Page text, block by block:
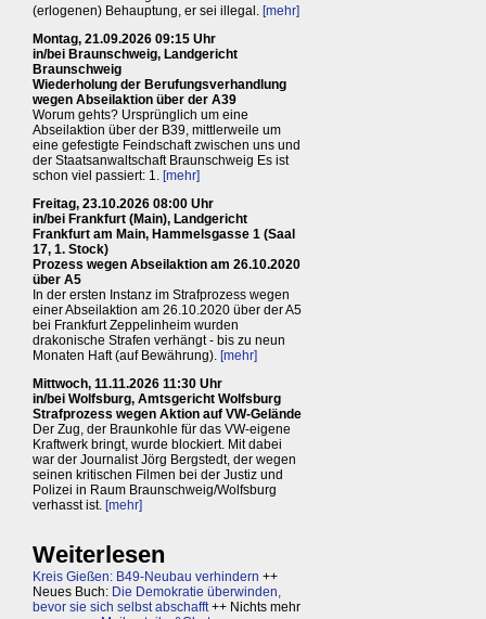
(erlogenen) Behauptung, er sei illegal. [mehr]
Montag, 21.09.2026 09:15 Uhr
in/bei Braunschweig, Landgericht
Braunschweig
Wiederholung der Berufungsverhandlung
wegen Abseilaktion über der A39
Worum gehts? Ursprünglich um eine
Abseilaktion über der B39, mittlerweile um
eine gefestigte Feindschaft zwischen uns und
der Staatsanwaltschaft Braunschweig Es ist
schon viel passiert: 1. [mehr]
Freitag, 23.10.2026 08:00 Uhr
in/bei Frankfurt (Main), Landgericht
Frankfurt am Main, Hammelsgasse 1 (Saal
17, 1. Stock)
Prozess wegen Abseilaktion am 26.10.2020
über A5
In der ersten Instanz im Strafprozess wegen
einer Abseilaktion am 26.10.2020 über der A5
bei Frankfurt Zeppelinheim wurden
drakonische Strafen verhängt - bis zu neun
Monaten Haft (auf Bewährung). [mehr]
Mittwoch, 11.11.2026 11:30 Uhr
in/bei Wolfsburg, Amtsgericht Wolfsburg
Strafprozess wegen Aktion auf VW-Gelände
Der Zug, der Braunkohle für das VW-eigene
Kraftwerk bringt, wurde blockiert. Mit dabei
war der Journalist Jörg Bergstedt, der wegen
seinen kritischen Filmen bei der Justiz und
Polizei in Raum Braunschweig/Wolfsburg
verhasst ist. [mehr]
Weiterlesen
Kreis Gießen: B49-Neubau verhindern ++
Neues Buch: Die Demokratie überwinden,
bevor sie sich selbst abschafft++ Nichts mehr